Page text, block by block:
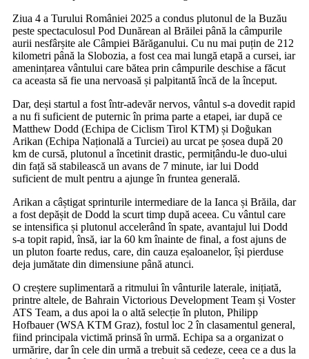
Ziua 4 a Turului României 2025 a condus plutonul de la Buzău
peste spectaculosul Pod Dunărean al Brăilei până la câmpurile
aurii nesfârșite ale Câmpiei Bărăganului. Cu nu mai puțin de 212
kilometri până la Slobozia, a fost cea mai lungă etapă a cursei, iar
amenințarea vântului care bătea prin câmpurile deschise a făcut
ca aceasta să fie una nervoasă și palpitantă încă de la început.
Dar, deși startul a fost într-adevăr nervos, vântul s-a dovedit rapid
a nu fi suficient de puternic în prima parte a etapei, iar după ce
Matthew Dodd (Echipa de Ciclism Tirol KTM) și Doğukan
Arikan (Echipa Națională a Turciei) au urcat pe șosea după 20
km de cursă, plutonul a încetinit drastic, permițându-le duo-ului
din față să stabilească un avans de 7 minute, iar lui Dodd
suficient de mult pentru a ajunge în fruntea generală.
Arikan a câștigat sprinturile intermediare de la Ianca și Brăila, dar
a fost depășit de Dodd la scurt timp după aceea. Cu vântul care
se intensifica și plutonul accelerând în spate, avantajul lui Dodd
s-a topit rapid, însă, iar la 60 km înainte de final, a fost ajuns de
un pluton foarte redus, care, din cauza eșaloanelor, își pierduse
deja jumătate din dimensiune până atunci.
O creștere suplimentară a ritmului în vânturile laterale, inițiată,
printre altele, de Bahrain Victorious Development Team și Voster
ATS Team, a dus apoi la o altă selecție în pluton, Philipp
Hofbauer (WSA KTM Graz), fostul loc 2 în clasamentul general,
fiind principala victimă prinsă în urmă. Echipa sa a organizat o
urmărire, dar în cele din urmă a trebuit să cedeze, ceea ce a dus la